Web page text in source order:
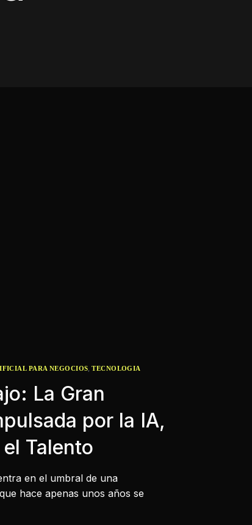
PARA NEGOCIOS ,TECNOLOGIA
La Gran
por la IA,
Talento
en el umbral de una
hace apenas unos años se